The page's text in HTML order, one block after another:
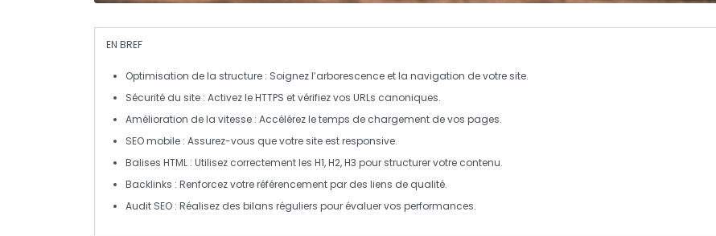
EN BREF
Optimisation de la structure : Soignez l’arborescence et la navigation de votre site.
Sécurité du site : Activez leHTTPS et vérifiez vos URLs canoniques.
Amélioration de la vitesse : Accélérez le temps de chargement de vos pages.
SEO mobile : Assurez-vous que votre site estresponsive.
Balises HTML : Utilisez correctement les H1, H2, H3 pour structurer votre contenu.
Backlinks : Renforcez votre référencement par des liens de qualité.
Audit SEO : Réalisez des bilans réguliers pour évaluer vos performances.